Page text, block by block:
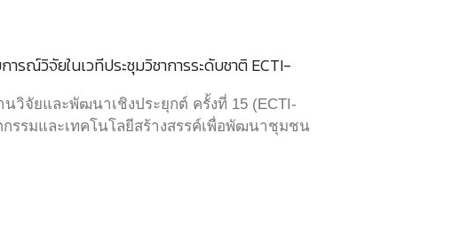
รณ์วิจัยในเวทีประชุมวิชาการระดับชาติ ECTI-
วิจัยและพัฒนาเชิงประยุกต์ ครั้งที่ 15 (ECTI-
กรรมและเทคโนโลยีสร้างสรรค์เพื่อพัฒนาชุมชน